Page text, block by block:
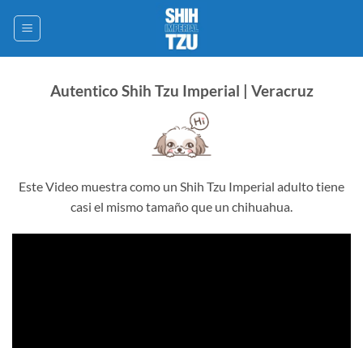
Autentico Shih Tzu Imperial | Veracruz
Este Video muestra como un Shih Tzu Imperial adulto tiene
casi el mismo tamaño que un chihuahua.